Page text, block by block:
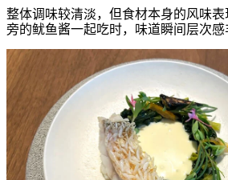
整体调味较清淡，但食材本身的风味
旁的鱿鱼酱一起吃时，味道瞬间层次感